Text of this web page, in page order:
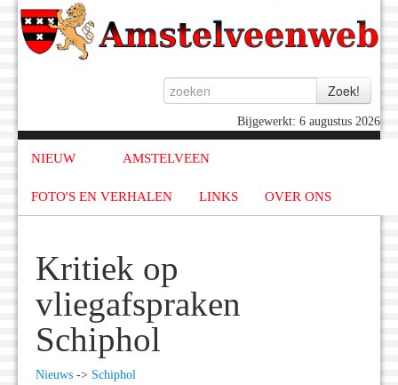
Bijgewerkt: 6 augustus 2026
NIEUW AMSTELVEEN
FOTO'S EN VERHALEN LINKS OVER ONS
Kritiek op
vliegafspraken
Schiphol
Nieuws -> Schiphol